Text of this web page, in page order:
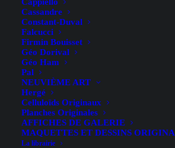
Cassandre
Constant-Duval
Falcucci
Firmin Bouisset
Géo Dorival
Géo Ham
Pal
NEUVIÈME ART
Hergé
Celluloïds Originaux
Planches Originales
AFFICHES DE GALERIE
MAQUETTES ET DESSINS
La librairie
Hide filters